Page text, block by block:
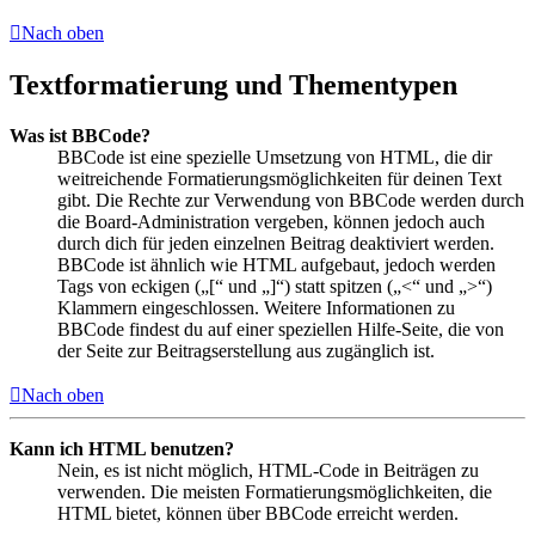
Nach oben
Textformatierung und Thementypen
Was ist BBCode?
BBCode ist eine spezielle Umsetzung von HTML, die dir
weitreichende Formatierungsmöglichkeiten für deinen Text
gibt. Die Rechte zur Verwendung von BBCode werden durch
die Board-Administration vergeben, können jedoch auch
durch dich für jeden einzelnen Beitrag deaktiviert werden.
BBCode ist ähnlich wie HTML aufgebaut, jedoch werden
Tags von eckigen („[“ und „]“) statt spitzen („<“ und „>“)
Klammern eingeschlossen. Weitere Informationen zu
BBCode findest du auf einer speziellen Hilfe-Seite, die von
der Seite zur Beitragserstellung aus zugänglich ist.
Nach oben
Kann ich HTML benutzen?
Nein, es ist nicht möglich, HTML-Code in Beiträgen zu
verwenden. Die meisten Formatierungsmöglichkeiten, die
HTML bietet, können über BBCode erreicht werden.